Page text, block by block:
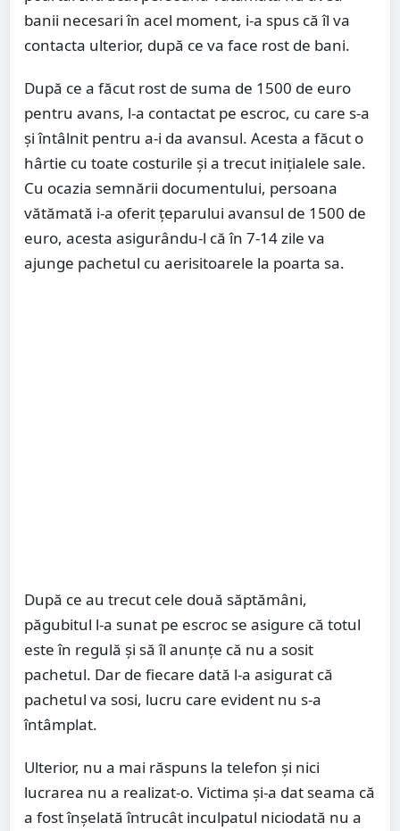
banii necesari în acel moment, i-a spus că îl va
contacta ulterior, după ce va face rost de bani.
După ce a făcut rost de suma de 1500 de euro
pentru avans, l-a contactat pe escroc, cu care s-a
şi întâlnit pentru a-i da avansul. Acesta a făcut o
hârtie cu toate costurile şi a trecut inițialele sale.
Cu ocazia semnării documentului, persoana
vătămată i-a oferit țeparului avansul de 1500 de
euro, acesta asigurându-l că în 7-14 zile va
ajunge pachetul cu aerisitoarele la poarta sa.
După ce au trecut cele două săptămâni,
păgubitul l-a sunat pe escroc se asigure că totul
este în regulă şi să îl anunţe că nu a sosit
pachetul. Dar de fiecare dată l-a asigurat că
pachetul va sosi, lucru care evident nu s-a
întâmplat.
Ulterior, nu a mai răspuns la telefon şi nici
lucrarea nu a realizat-o. Victima şi-a dat seama că
a fost înşelată întrucât inculpatul niciodată nu a